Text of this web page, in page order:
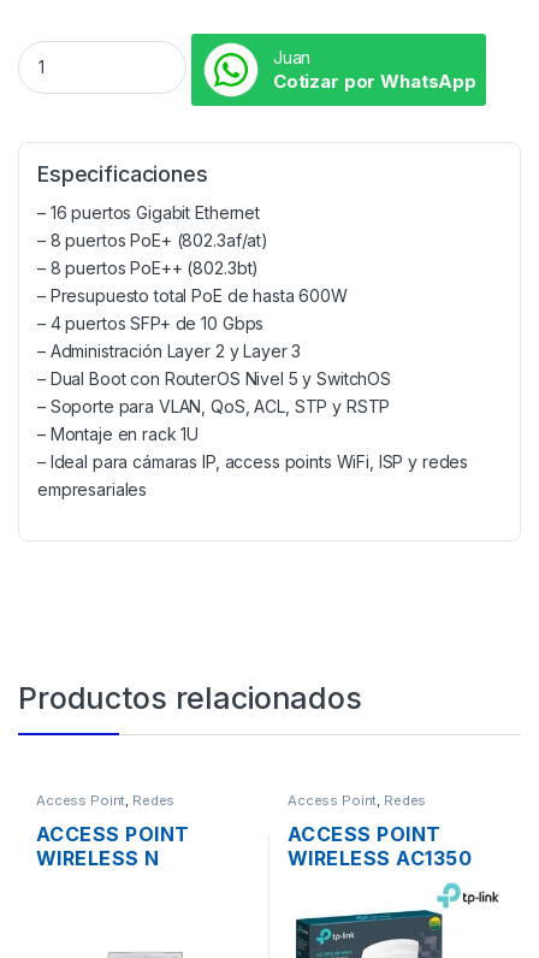
Juan
Cotizar por WhatsApp
Especificaciones
– 16 puertos Gigabit Ethernet
– 8 puertos PoE+ (802.3af/at)
– 8 puertos PoE++ (802.3bt)
– Presupuesto total PoE de hasta 600W
– 4 puertos SFP+ de 10 Gbps
– Administración Layer 2 y Layer 3
– Dual Boot con RouterOS Nivel 5 y SwitchOS
– Soporte para VLAN, QoS, ACL, STP y RSTP
– Montaje en rack 1U
– Ideal para cámaras IP, access points WiFi, ISP y redes
empresariales
Productos relacionados
Access Point, Redes
ACCESS POINT
WIRELESS N
Access Point, Redes
ACCESS POINT
WIRELESS AC1350
TP-LINK EAP225
DUAL BAND
1350MBPS GIGABIT